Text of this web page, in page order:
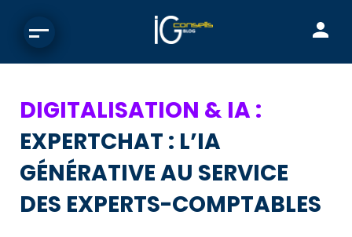
DIGITALISATION & IA :
EXPERTCHAT : L’IA
GÉNÉRATIVE AU SERVICE
DES EXPERTS-COMPTABLES